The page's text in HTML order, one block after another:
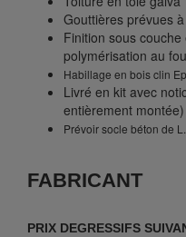
Gouttières prévues
Finition sous
polymérisation au
Habillage en bois clin
Livré en kit avec
entièrement montée)
Prévoir socle béton de
FABRICANT
PRIX DEGRESSIFS